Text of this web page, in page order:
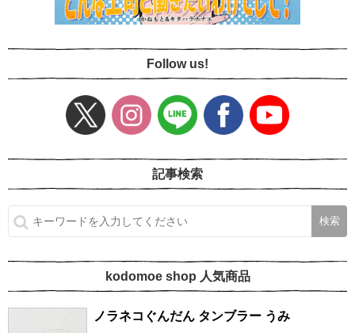
Follow us!
記事検索
kodomoe shop 人気商品
ノラネコぐんだん タンブラー うみ